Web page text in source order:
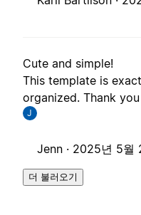
Cute and simple!
This template is
organized. Thank you
J
Jenn · 2025년 5월
더 불러오기